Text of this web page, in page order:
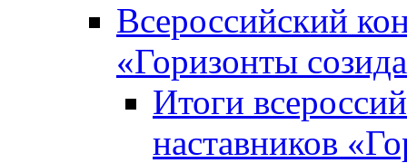
Всероссийский
«Горизонты
Итоги
наставников